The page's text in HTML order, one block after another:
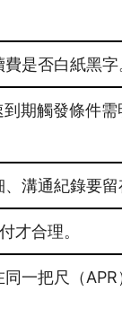
是否白紙黑字
期觸發條件需
溝通紀錄要
才合理。
一把尺（APR